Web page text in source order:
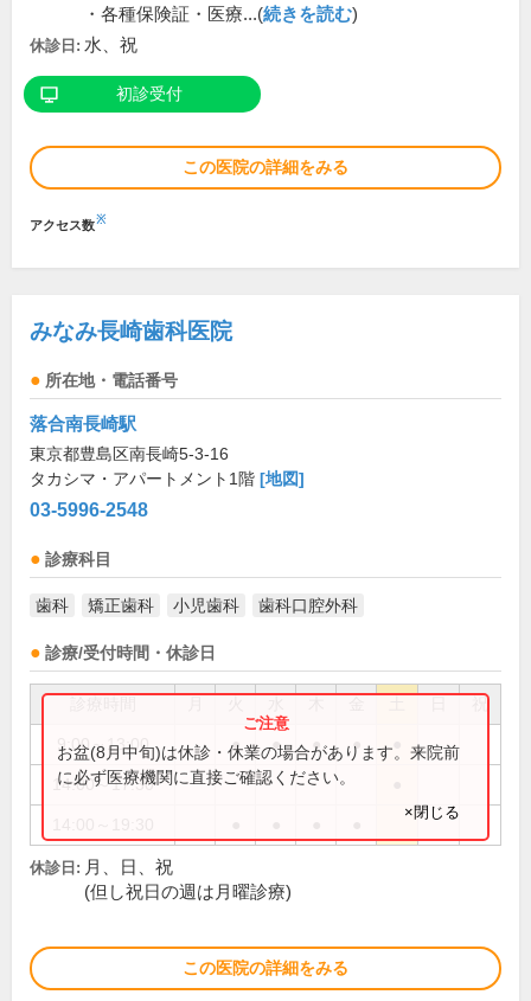
・各種保険証・医療...(続きを読む)
休診日: 水、祝
初診受付
この医院の詳細をみる
アクセス数※
みなみ長崎歯科医院
所在地・電話番号
落合南長崎駅
東京都豊島区南長崎5-3-16
タカシマ・アパートメント1階 [地図]
03-5996-2548
診療科目
歯科 矯正歯科 小児歯科 歯科口腔外科
診療/受付時間・休診日
祝
9:00～13:00 ● ● ● ●
14:00～17:30
お盆(8月中旬)は休診・休業の場合があります。来院前
に必ず医療機関に直接ご確認ください。
×閉じる
休診日: 月、日、祝
(但し祝日の週は月曜診療)
この医院の詳細をみる